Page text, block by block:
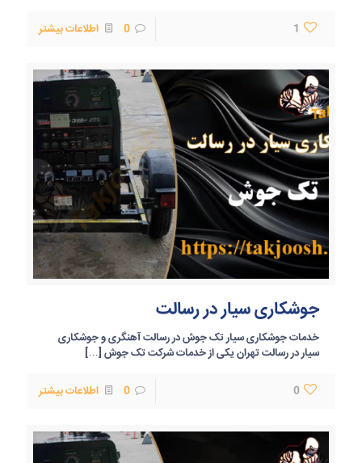
1
0 اطلاعات بیشتر
جوشکاری سیار در رسالت
خدمات جوشکاری سیار تک جوش در رسالت آهنگری و جوشکاری
سیار در رسالت تهران یکی از خدمات شرکت تک جوش […]
0
0 اطلاعات بیشتر